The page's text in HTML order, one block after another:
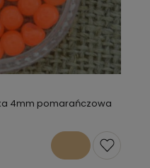
4mm pomarańczowa